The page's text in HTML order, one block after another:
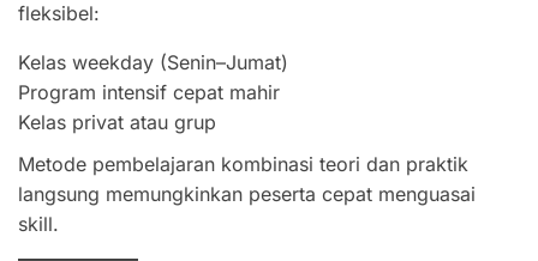
fleksibel:
Kelas weekday (Senin–Jumat)
Program intensif cepat mahir
Kelas privat atau grup
Metode pembelajaran kombinasi teori dan praktik
langsung memungkinkan peserta cepat menguasai
skill.